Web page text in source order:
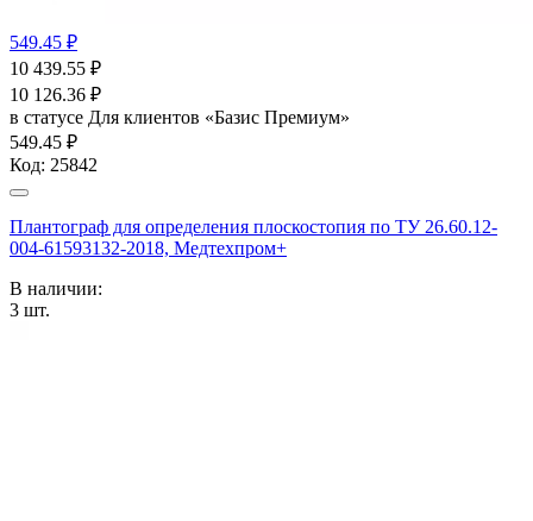
549.45 ₽
10 439.55 ₽
10 126.36 ₽
в статусе Для клиентов «Базис Премиум»
549.45 ₽
Код: 25842
Плантограф для определения плоскостопия по ТУ 26.60.12-
004-61593132-2018, Медтехпром+
В наличии:
3 шт.